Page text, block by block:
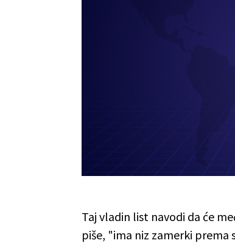
Taj vladin list navodi da će
piše, "ima niz zamerki prema